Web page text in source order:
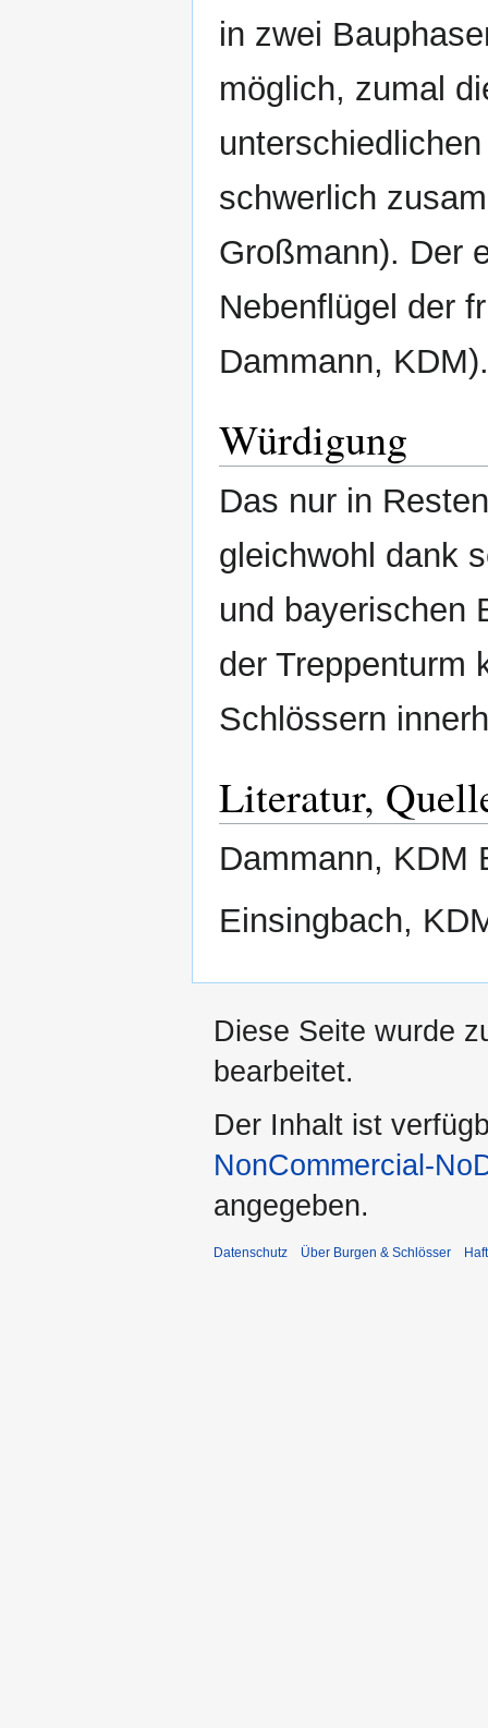
in zwei
möglich, zumal
schwerlich
Großmann). Der
Nebenflügel der
Dammann, KDM).
Würdigung
Das nur in
gleichwohl dank
und bayerischen
der Treppenturm
Schlössern
Literatur,
Dammann, KDM
Einsingbach,
Diese Seite wurde
bearbeitet.
Der Inhalt ist
NonCommercial-
angegeben.
Datenschutz Über Burgen & Schlösser